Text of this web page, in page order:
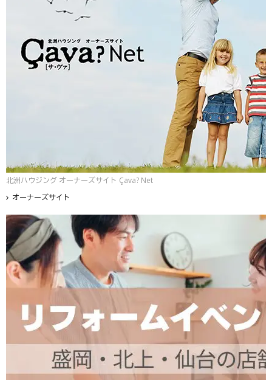
北洲ハウジング オーナーズサイト Çava? Net
オーナーズサイト